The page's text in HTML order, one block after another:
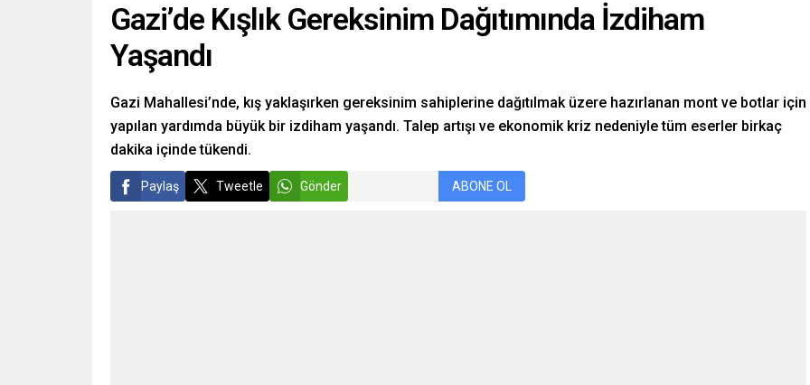
Gazi’de Kışlık Gereksinim Dağıtımında İzdiham
Yaşandı
Gazi Mahallesi’nde, kış yaklaşırken gereksinim sahiplerine dağıtılmak üzere hazırlanan mont ve botlar için
yapılan yardımda büyük bir izdiham yaşandı. Talep artışı ve ekonomik kriz nedeniyle tüm eserler birkaç
dakika içinde tükendi.
Paylaş Tweetle Gönder ABONE OL